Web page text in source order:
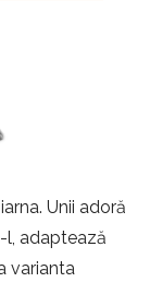
Unii adoră
l, adaptează
varianta